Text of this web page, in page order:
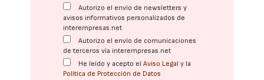
Autorizo el envío de newsletters y
avisos informativos personalizados de
interempresas.net
Autorizo el envío de comunicaciones
de terceros vía interempresas.net
He leído y acepto elAviso Legal y la
Política de Protección de Datos